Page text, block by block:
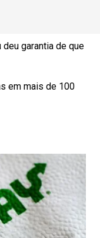
garantia de que
em mais de 100